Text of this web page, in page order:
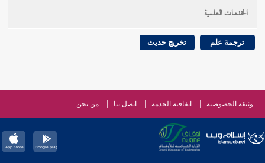
الخدمات العلمية
ترجمة علم تخريج حديث
وثيقة الخصوصية اتفاقية الخدمة اتصل بنا من نحن